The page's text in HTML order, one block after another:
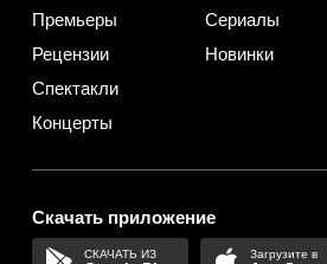
Премьеры
Рецензии
Спектакли
Концерты
Сериалы
Новинки
Скачать приложение